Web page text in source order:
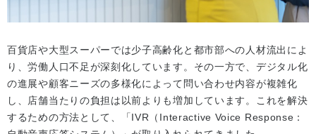
百貨店や大型スーパーでは少子高齢化と都市部への人材流出によ
り、労働人口不足が深刻化しています。その一方で、デジタル化
の進展や顧客ニーズの多様化によって問い合わせ内容が複雑化
し、店舗当たりの負担は以前よりも増加しています。これを解決
するための方法として、「IVR（Interactive Voice Response：